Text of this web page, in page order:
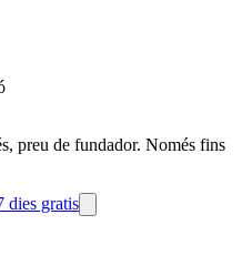
preu de fundador. Només fins
dies gratis